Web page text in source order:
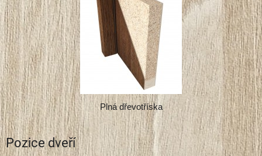
Plná dřevotříska
Pozice dveří